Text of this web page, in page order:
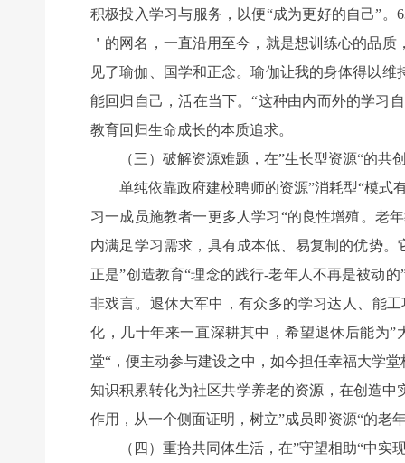
积极投入学习与服务，以便“成为更好的自己”
＇的网名，一直沿用至今，就是想训练心的品
见了瑜伽、国学和正念。瑜伽让我的身体得以
能回归自己，活在当下。“这种由内而外的学习
教育回归生命成长的本质追求。
（三）破解资源难题，在”生长型资源“的共创
单纯依靠政府建校聘师的资源”消耗型“模式有
习一成员施教者一更多人学习“的良性增殖。老
内满足学习需求，具有成本低、易复制的优势
正是”创造教育“理念的践行-老年人不再是被动
非戏言。退休大军中，有众多的学习达人、能
化，几十年来一直深耕其中，希望退休后能为
堂“，便主动参与建设之中，如今担任幸福大学
知识积累转化为社区共学养老的资源，在创造
作用，从一个侧面证明，树立”成员即资源“的老
（四）重拾共同体生活，在”守望相助“中实现